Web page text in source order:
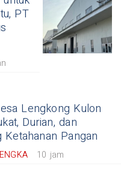
PT
Lengkong Kulon
Durian, dan
Ketahanan Pangan
10 jam